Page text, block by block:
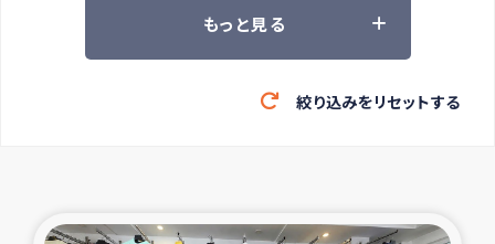
緊急救援の時代
東ティモール豪雨緊急支援
もっと見る
絞り込みをリセットする